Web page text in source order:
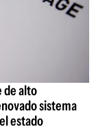
de alto
sistema
estado